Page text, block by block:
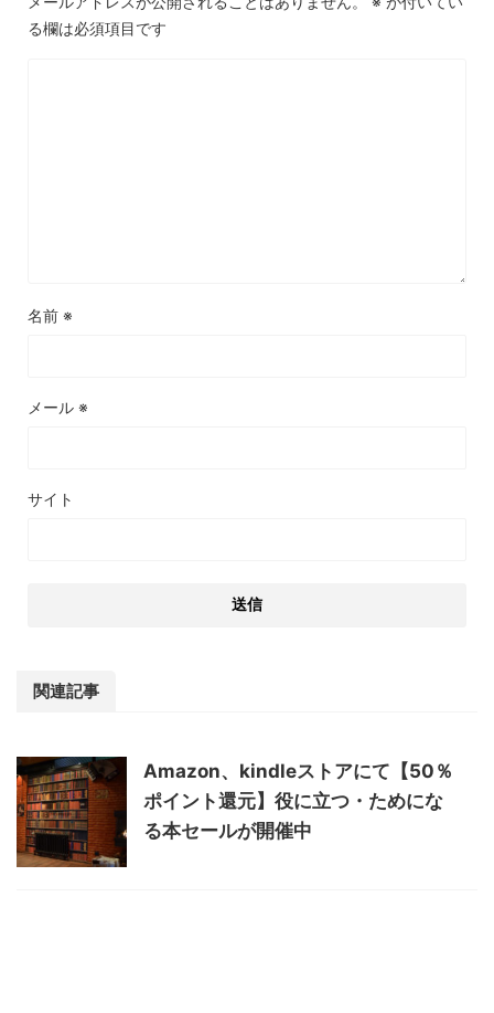
る欄は必須項目です
名前 ※
メール ※
サイト
関連記事
Amazon、kindleストアにて【50％
ポイント還元】役に立つ・ためにな
る本セールが開催中